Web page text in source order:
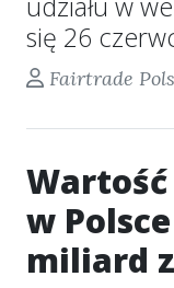
się 26
Fairtrade
w
miliard